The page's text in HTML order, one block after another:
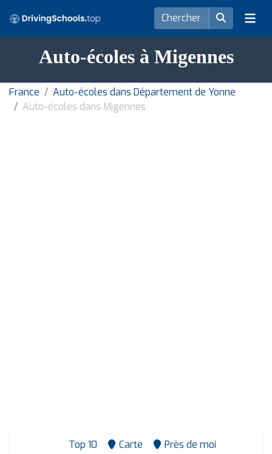
Auto-écoles à Migennes
France
Auto-écoles dans Département de Yonne
Auto-écoles dans Migennes
Top 10 Carte Près de moi